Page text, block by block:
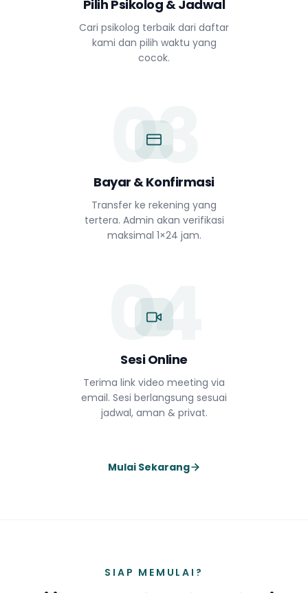
Pilih Psikolog & Jadwal
Cari psikolog terbaik dari daftar
kami dan pilih waktu yang
cocok.
03
Bayar & Konfirmasi
Transfer ke rekening yang
tertera. Admin akan verifikasi
maksimal 1×24 jam.
04
Sesi Online
Terima link video meeting via
email. Sesi berlangsung sesuai
jadwal, aman & privat.
Mulai Sekarang
SIAP MEMULAI?